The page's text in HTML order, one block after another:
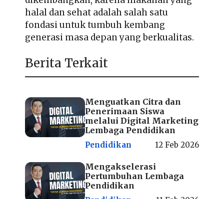
halal dan sehat adalah salah satu
fondasi untuk tumbuh kembang
generasi masa depan yang berkualitas.
Berita Terkait
Menguatkan Citra dan
Penerimaan Siswa
melalui Digital Marketing
Lembaga Pendidikan
Pendidikan 12 Feb 2026
Mengakselerasi
Pertumbuhan Lembaga
Pendidikan